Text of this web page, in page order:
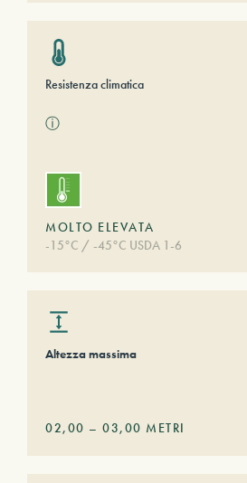
Resistenza climatica
ⓘ
MOLTO ELEVATA
-15°C / -45°C USDA 1-6
Altezza massima
02,00 – 03,00 METRI